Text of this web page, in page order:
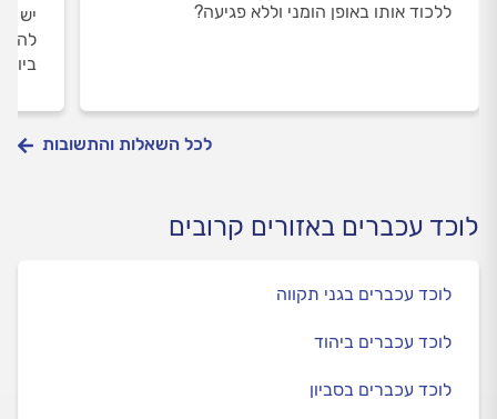
ללכוד אותו באופן הומני וללא פגיעה?
יש
לכל השאלות והתשובות
לוכד עכברים באזורים קרובים
לוכד עכברים בגני תקווה
לוכד עכברים ביהוד
לוכד עכברים בסביון